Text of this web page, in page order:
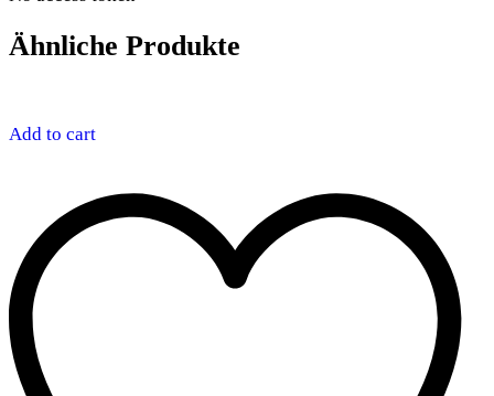
Ähnliche Produkte
Add to cart